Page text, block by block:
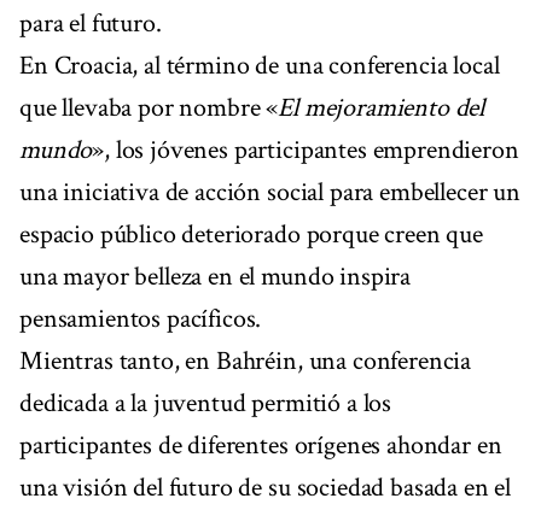
para el futuro.
En Croacia, al término de una conferencia local
que llevaba por nombre «El mejoramiento del
mundo», los jóvenes participantes emprendieron
una iniciativa de acción social para embellecer un
espacio público deteriorado porque creen que
una mayor belleza en el mundo inspira
pensamientos pacíficos.
Mientras tanto, en Bahréin, una conferencia
dedicada a la juventud permitió a los
participantes de diferentes orígenes ahondar en
una visión del futuro de su sociedad basada en el